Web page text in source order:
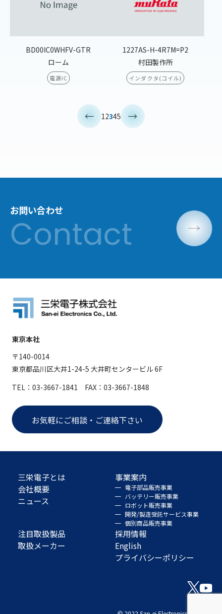
BD00IC0WHFV-GTR
ローム
電源IC
1227AS-H-4R7M=P2
村田製作所
インダクタ(コイル)
12345
お問い合わせ
東京本社
〒140-0014
東京都品川区大井1-24-5 大井町センタービル 6F
TEL：03-3667-1841 FAX：03-3667-1848
お気軽にご相談・ご連絡下さい
三栄電子とは
会社概要
ニュース
事業案内
電子部品販売事業
バッテリー販売事業
ロボット販売事業
開発/製造受託サービス事業
個別商品販売事業
注目取扱製品
取扱メーカー
採用情報
English
プライバシーポリシー